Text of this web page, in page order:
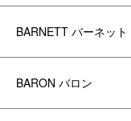
BARNETT バーネット
BARON バロン